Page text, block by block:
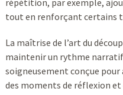
répétition, par exemple,
tout en renforçant certains
La maîtrise de l’art du
maintenir un rythme narratif
soigneusement conçue
des moments de réflexion et